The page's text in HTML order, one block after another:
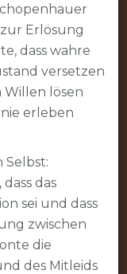
Erlösung
dass wahre
versetzen
Willen lösen
erleben
Selbst:
das
sei und dass
zwischen
die
des Mitleids